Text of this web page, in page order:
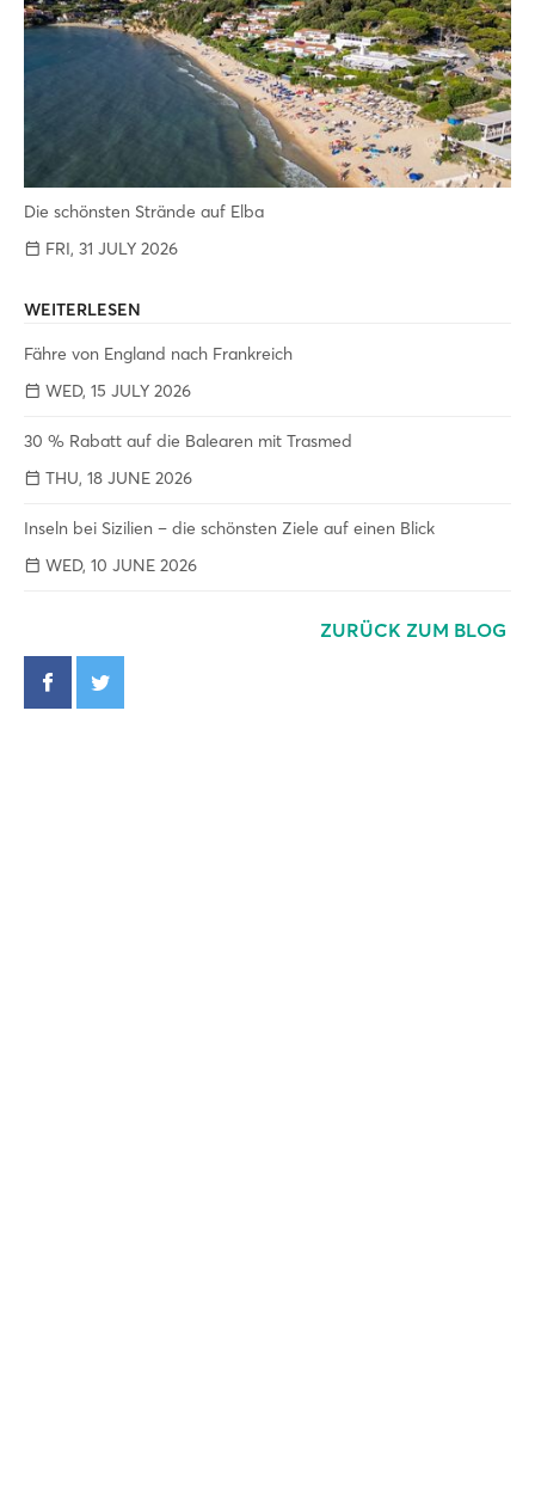
Die schönsten Strände auf Elba
FRI, 31 JULY 2026
WEITERLESEN
Fähre von England nach Frankreich
WED, 15 JULY 2026
30 % Rabatt auf die Balearen mit Trasmed
THU, 18 JUNE 2026
Inseln bei Sizilien – die schönsten Ziele auf einen Blick
WED, 10 JUNE 2026
ZURÜCK ZUM BLOG